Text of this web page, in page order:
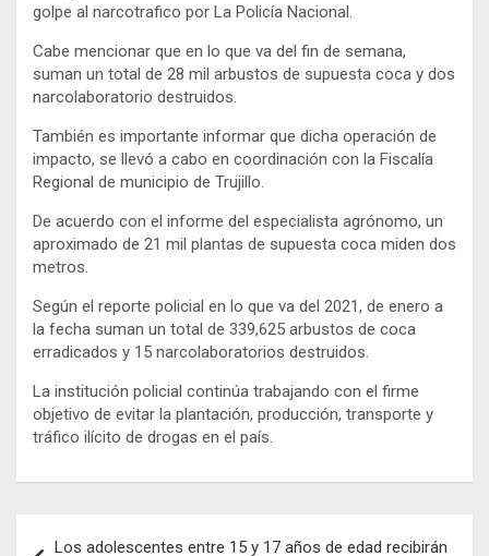
golpe al narcotrafico por La Policía Nacional.
Cabe mencionar que en lo que va del fin de semana,
suman un total de 28 mil arbustos de supuesta coca y dos
narcolaboratorio destruidos.
También es importante informar que dicha operación de
impacto, se llevó a cabo en coordinación con la Fiscalía
Regional de municipio de Trujillo.
De acuerdo con el informe del especialista agrónomo, un
aproximado de 21 mil plantas de supuesta coca miden dos
metros.
Según el reporte policial en lo que va del 2021, de enero a
la fecha suman un total de 339,625 arbustos de coca
erradicados y 15 narcolaboratorios destruidos.
La institución policial continúa trabajando con el firme
objetivo de evitar la plantación, producción, transporte y
tráfico ilícito de drogas en el país.
Los adolescentes entre 15 y 17 años de edad recibirán